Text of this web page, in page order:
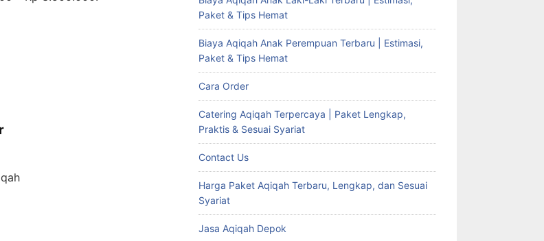
Paket & Tips Hemat
Biaya Aqiqah Anak Perempuan Terbaru | Estimasi,
Paket & Tips Hemat
Cara Order
Catering Aqiqah Terpercaya | Paket Lengkap,
Praktis & Sesuai Syariat
Contact Us
Harga Paket Aqiqah Terbaru, Lengkap, dan Sesuai
Syariat
Jasa Aqiqah Depok